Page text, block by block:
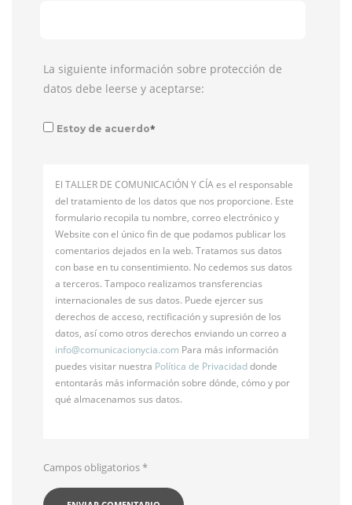
La siguiente información sobre protección de
datos debe leerse y aceptarse:
Estoy de acuerdo*
El TALLER DE COMUNICACIÓN Y CÍA es el responsable
del tratamiento de los datos que nos proporcione. Este
formulario recopila tu nombre, correo electrónico y
Website con el único fin de que podamos publicar los
comentarios dejados en la web. Tratamos sus datos
con base en tu consentimiento. No cedemos sus datos
a terceros. Tampoco realizamos transferencias
internacionales de sus datos. Puede ejercer sus
derechos de acceso, rectificación y supresión de los
datos, así como otros derechos enviando un correo a
info@comunicacionycia.com Para más información
puedes visitar nuestra Política de Privacidaddonde
entontarás más información sobre dónde, cómo y por
qué almacenamos sus datos.
Campos obligatorios*